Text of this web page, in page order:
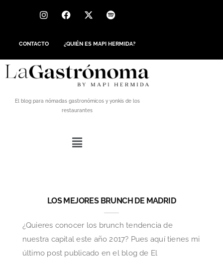
CONTACTO ¿QUIÉN ES MAPI HERMIDA?
El blog para nómadas gastronómicos y yonkis de los
restaurantes
LOS MEJORES BRUNCH DE MADRID
¿Quieres conocer los brunch tendencia de
nuestra capital este año 2017? Pues aquí tienes mi
último post publicado en el blog de El